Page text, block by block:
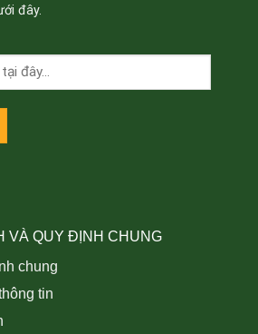
đây.
VÀ QUY ĐỊNH CHUNG
chung
tin